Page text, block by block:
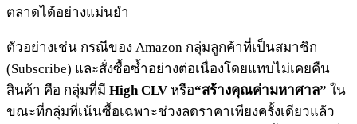
ตลาดได้อย่างแม่นยำ
ตัวอย่างเช่น กรณีของ Amazon กลุ่มลูกค้าที่เป็นสมาชิก
(Subscribe) และสั่งซื้อซ้ำอย่างต่อเนื่องโดยแทบไม่เคยคืน
สินค้า คือ กลุ่มที่มี High CLV หรือ“สร้างคุณค่ามหาศาล” ใน
ขณะที่กลุ่มที่เน้นซื้อเฉพาะช่วงลดราคาเพียงครั้งเดียวแล้ว